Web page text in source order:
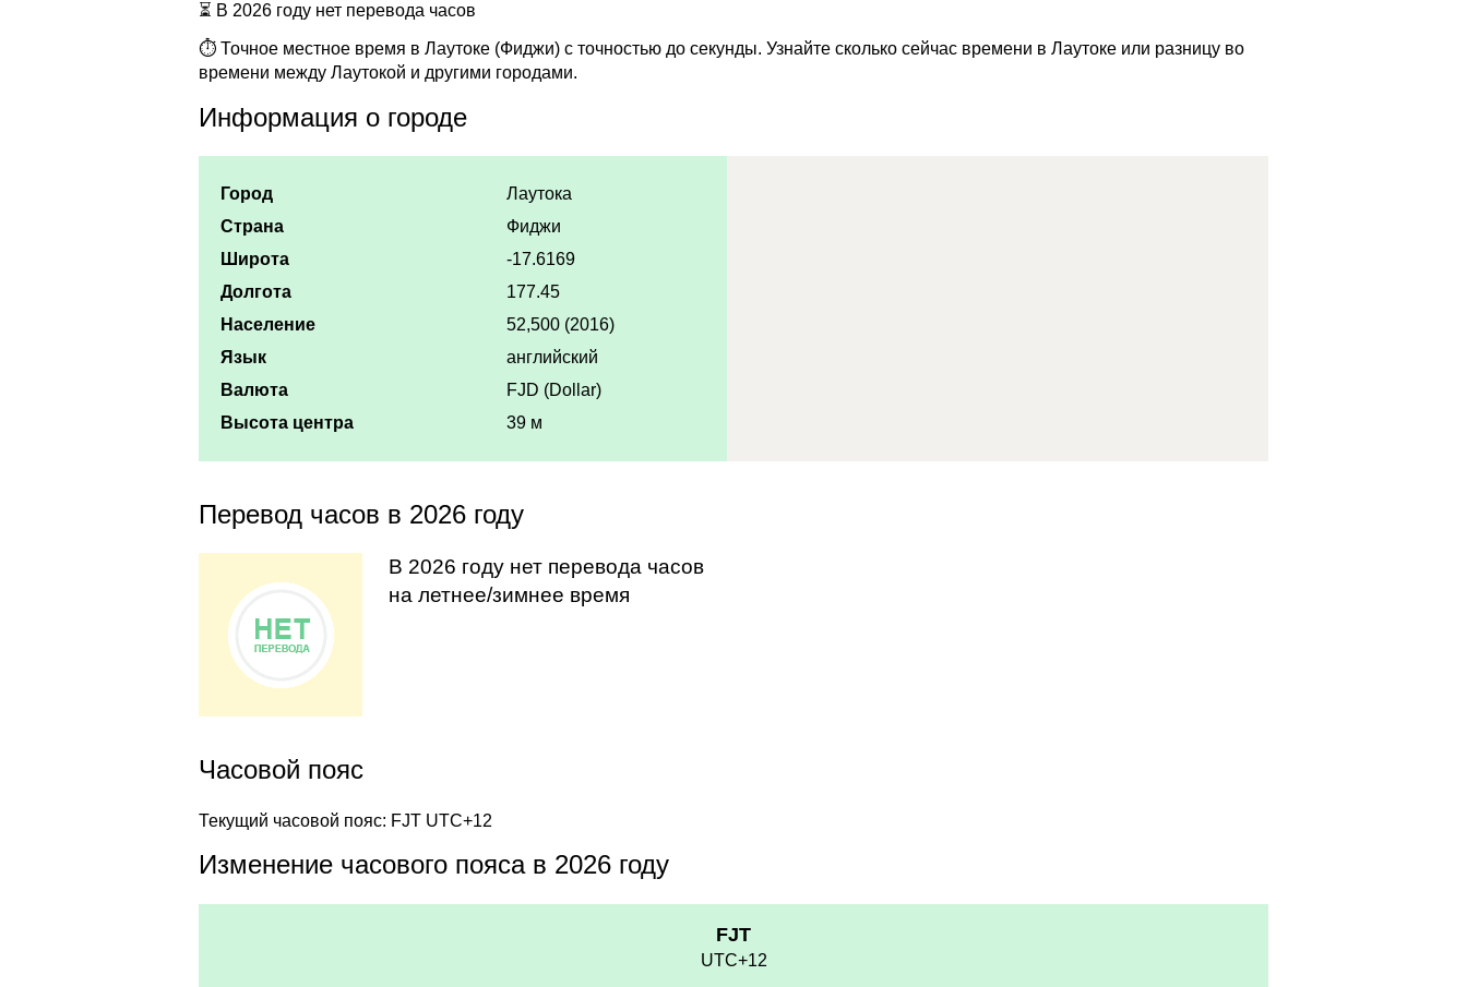
⏳ В 2026 году нет перевода часов
⏱ Точное местное время в Лаутоке (Фиджи) с точностью до секунды. Узнайте сколько сейчас времени в Лаутоке или разницу во
времени между Лаутокой и другими городами.
Информация о городе
Город
Лаутока
Страна
Фиджи
Широта
-17.6169
Долгота
177.45
Население
52,500 (2016)
Язык
английский
Валюта
FJD (Dollar)
Высота центра
39 м
Перевод часов в 2026 году
В 2026 году нет перевода часов
на летнее/зимнее время
Часовой пояс
Текущий часовой пояс: FJT UTC+12
Изменение часового пояса в 2026 году
FJT
UTC+12